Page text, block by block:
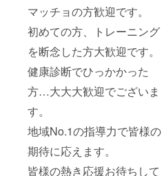
マッチョの方歓迎です。
初めての方、トレーニング
を断念した方大歓迎です。
健康診断でひっかかった
方…大大大歓迎でございま
す。
地域No.1の指導力で皆様の
期待に応えます。
皆様の熱き応援お待ちして